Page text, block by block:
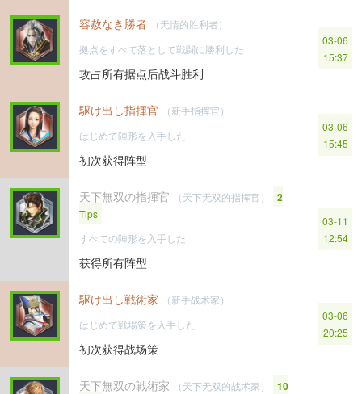
容赦なき勝者
（无情的胜利者）
拠点をすべて落として戦闘に勝利した
攻占所有据点后战斗胜利
03-06
15:37
駆け出し指揮官
（新手指挥官）
はじめて陣形を入手した
初次获得阵型
03-06
15:45
天下無双の指揮官 （天下无双的指挥官） 2
Tips
すべての陣形を入手した
获得所有阵型
03-11
12:54
駆け出し戦術家
（新手战术家）
はじめて戦場策を入手した
初次获得战场策
03-06
20:25
天下無双の戦術家 （天下无双的战术家） 10